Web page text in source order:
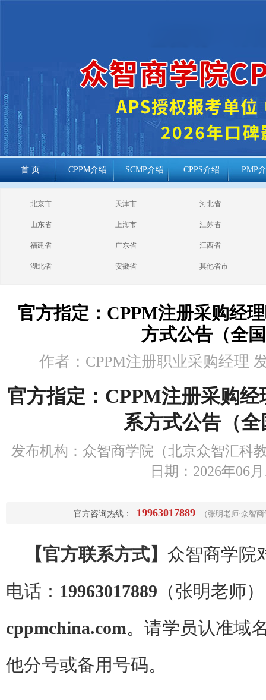
首 页 CPPM介绍 SCMP介绍 CPPS介绍 PMP
cppm报考常见
问题
北京市 天津市 河北省
山东省 上海市 江苏省
福建省 广东省 江西省
湖北省 安徽省 其他省市
官方指定：CPPM注册采购经
方式公告（全
作者：CPPM注册职业采购经理
官方指定：CPPM注册采购
系方式公告（全
发布机构：众智商学院（北京众智汇科
日期：2026年06
官方咨询热线： 19963017889 （张明老师·众智
【官方联系方式】 众智商学院
电话： 19963017889 （张明老师
cppmchina.com。请学员认准域
他分号或备用号码。